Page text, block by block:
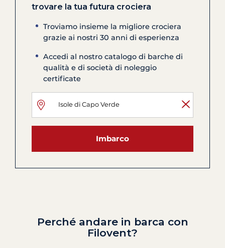
trovare la tua futura crociera
Troviamo insieme la migliore crociera
grazie ai nostri 30 anni di esperienza
Accedi al nostro catalogo di barche di
qualità e di società di noleggio
certificate
Imbarco
Perché andare in barca con
Filovent?